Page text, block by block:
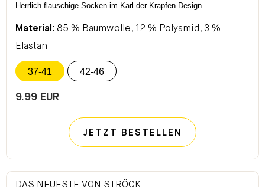
Herrlich flauschige Socken im Karl der Krapfen-Design.
Material: 85 % Baumwolle, 12 % Polyamid, 3 %
Elastan
37-41 42-46
9.99 EUR
JETZT BESTELLEN